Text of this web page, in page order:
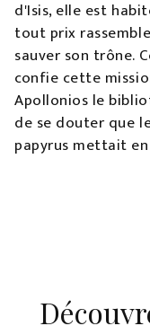
d'Isis, elle est
tout prix
sauver son trône.
confie cette
Apollonios le
de se douter que
papyrus mettait